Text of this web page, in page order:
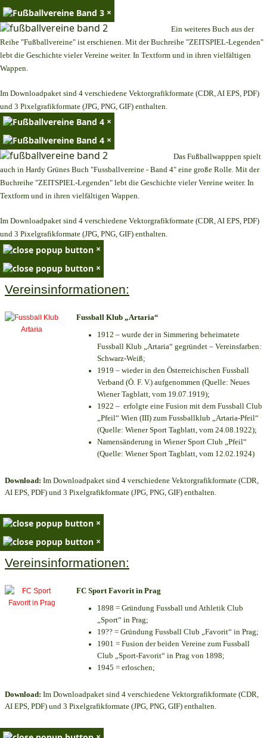
×
Ein weiteres Buch aus der
Reihe "Fußballvereine" ist erschienen. Mit der Buchreihe "ZEITSPIEL-Legenden"
lebt die Geschichte vieler Vereine weiter. In Textform und in ihren vielfältigen
Wappen.
Im Downloadpaket sind 4 verschiedene Vektorgrafikformate (CDR, AI EPS, PDF)
und 3 Pixelgrafikformate (JPG, PNG, GIF) enthalten.
×
×
Das Fußballwapppen spielt
auch in Hardy Grünes Buch "Fussballvereine - Band 4" eine große Rolle. Mit der
Buchreihe "ZEITSPIEL-Legenden" lebt die Geschichte vieler Vereine weiter. In
Textform und in ihren vielfältigen Wappen.
Im Downloadpaket sind 4 verschiedene Vektorgrafikformate (CDR, AI EPS, PDF)
und 3 Pixelgrafikformate (JPG, PNG, GIF) enthalten.
×
×
Vereinsinformationen:
Fussball Klub „Artaria“
1912 – wurde der in Simmering beheimatete
Fussball Klub „Artaria“ gegründet – Vereinsfarben:
Schwarz-Weiß;
1919 – wieder in den Österreichischen Fussball
Verband (Ö. F. V.) aufgenommen (Quelle: Neues
Wiener Tagblatt, vom 19.07.1919);
1922 – erfolgte eine Fusion mit dem Fussball Club
„Pfeil“ Wien (III) zum Fussballklub „Artaria-Pfeil“
(Quelle: Wiener Sport Tagblatt, vom 24.08.1922);
Namensänderung in Wiener Sport Club „Pfeil“
(Quelle: Wiener Sport Tagblatt, vom 12.02.1924)
Download: Im Downloadpaket sind 4 verschiedene Vektorgrafikformate (CDR,
AI EPS, PDF) und 3 Pixelgrafikformate (JPG, PNG, GIF) enthalten.
×
×
Vereinsinformationen:
FC Sport Favorit in Prag
1898 = Gründung Fussball und Athletik Club
„Sport“ in Prag;
19?? = Gründung Fussball Club „Favorit“ in Prag;
1901 = Fusion der beiden Vereine zum Fussball
Club „Sport-Favorit“ in Prag von 1898;
1945 = erloschen;
Download: Im Downloadpaket sind 4 verschiedene Vektorgrafikformate (CDR,
AI EPS, PDF) und 3 Pixelgrafikformate (JPG, PNG, GIF) enthalten.